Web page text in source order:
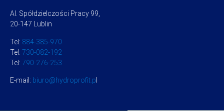
Al. Spółdzielczości Pracy 99,
20-147 Lublin
Tel: 884-385-970
Tel: 730-082-192
Tel: 790-276-253
E-mail: biuro@hydroprofit.p